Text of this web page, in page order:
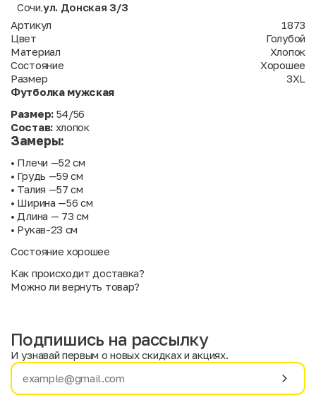
Сочи,ул. Донская 3/3
Артикул
1873
Цвет
Голубой
Материал
Хлопок
Состояние
Хорошее
Размер
3XL
Футболка мужская
Размер:54/56
Состав: хлопок
Замеры:
• Плечи —52 см
• Грудь —59 см
• Талия —57 см
• Ширина —56 см
• Длина — 73 см
• Рукав-23 см
Состояние хорошее
Как происходит доставка?
Можно ли вернуть товар?
Имя
Подпишись на рассылку
И узнавай первым о новых скидках и акциях.